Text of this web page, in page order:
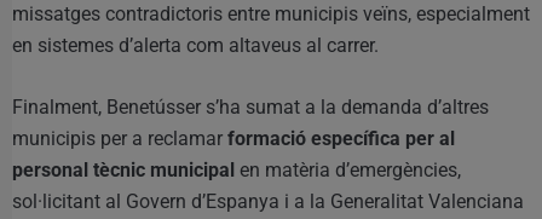
missatges contradictoris entre municipis veïns, especialment
en sistemes d’alerta com altaveus al carrer.
Finalment, Benetússer s’ha sumat a la demanda d’altres
municipis per a reclamar formació específica per al
personal tècnic municipal en matèria d’emergències,
sol·licitant al Govern d’Espanya i a la Generalitat Valenciana